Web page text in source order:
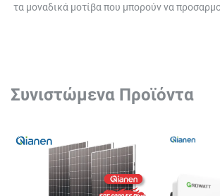
τα μοναδικά μοτίβα που μπορούν να
Συνιστώμενα Προϊόντα